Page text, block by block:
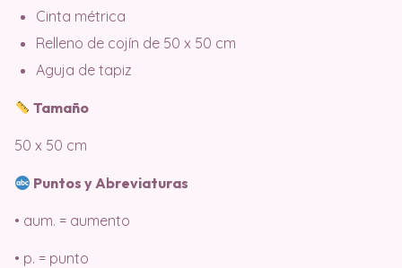
Cinta métrica
Relleno de cojín de 50 x 50 cm
Aguja de tapiz
Tamaño
50 x 50 cm
Puntos y Abreviaturas
• aum. = aumento
• p. = punto